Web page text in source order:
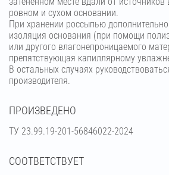
ровном и сухом основании.
При хранении россыпью
изоляция основания (при помощи
или другого влагонепроницаемого
препятствующая капиллярному
В остальных случаях
производителя.
ПРОИЗВЕДЕНО
ТУ 23.99.19-201-56846022-2024
СООТВЕТСТВУЕТ